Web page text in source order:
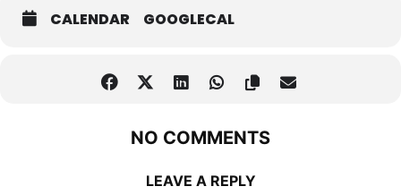
CALENDAR GOOGLECAL
NO COMMENTS
LEAVE A REPLY